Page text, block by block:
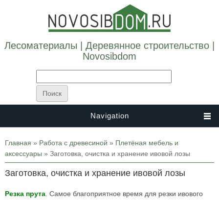
Лесоматериалы | Деревянное строительство |
Novosibdom
Navigation
Вы здесь
Главная » Работа с древесиной » Плетёная мебель и
аксессуары » Заготовка, очистка и хранение ивовой лозы
Заготовка, очистка и хранение ивовой лозы
Резка прута . Самое благоприятное время для резки ивового